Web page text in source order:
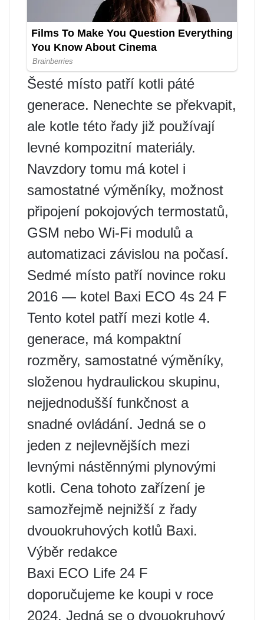
Šesté místo patří kotli páté
generace. Nenechte se překvapit,
ale kotle této řady již používají
levné kompozitní materiály.
Navzdory tomu má kotel i
samostatné výměníky, možnost
připojení pokojových termostatů,
GSM nebo Wi-Fi modulů a
automatizaci závislou na počasí.
Sedmé místo patří novince roku
2016 — kotel Baxi ECO 4s 24 F
Tento kotel patří mezi kotle 4.
generace, má kompaktní
rozměry, samostatné výměníky,
složenou hydraulickou skupinu,
nejjednodušší funkčnost a
snadné ovládání. Jedná se o
jeden z nejlevnějších mezi
levnými nástěnnými plynovými
kotli. Cena tohoto zařízení je
samozřejmě nejnižší z řady
dvouokruhových kotlů Baxi.
Výběr redakce
Baxi ECO Life 24 F
doporučujeme ke koupi v roce
2024. Jedná se o dvouokruhový